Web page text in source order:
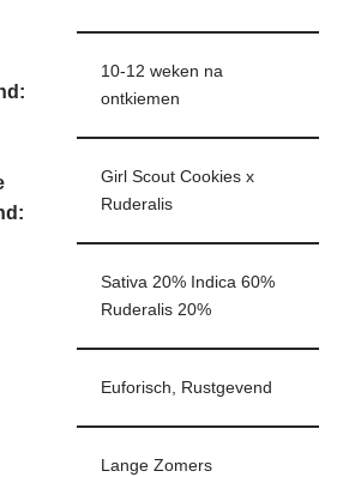
10-12 weken na
ontkiemen
Girl Scout Cookies x
Ruderalis
Sativa 20% Indica 60%
Ruderalis 20%
Euforisch, Rustgevend
Lange Zomers